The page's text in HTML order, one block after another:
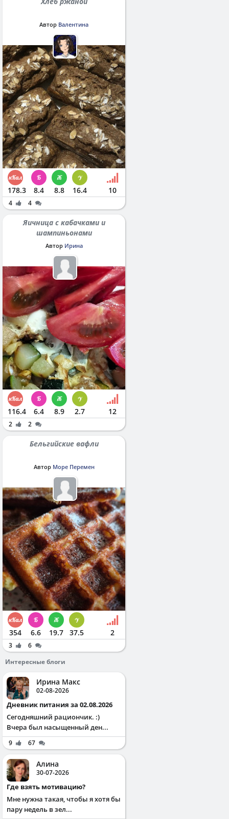
Автор Валентина
178.3 8.4 8.8 16.4 10
4 4
Яичница с кабачками и
шампиньонами
Автор Ирина
116.4 6.4 8.9 2.7 12
2 2
Бельгийские вафли
Автор Море Перемен
354 6.6 19.7 37.5 2
3
6
Интересные блоги
Ирина Макс
02-08-2026
Дневник питания за 02.08.2026
Сегодняшний рациончик. :)
Вчера был насыщенный ден...
9 67
Алина
30-07-2026
Где взять мотивацию?
Мне нужна такая, чтобы я хотя бы
пару недель в зел...